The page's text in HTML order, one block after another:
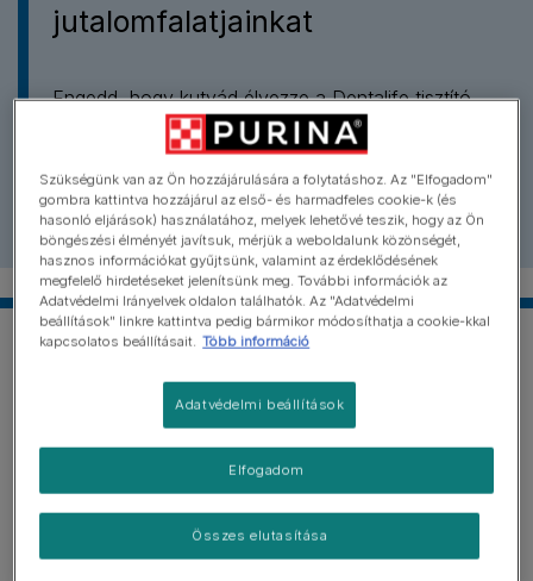
jutalomfalatjainkat
Engedd, hogy kutyád élvezze a Dentalife tisztító
hatású fogápoló jutalomfalatokat, melyet már sok
boldog és elégedett gazdi választott kutyája fogainak
napi ápolására. Próbáld ki te is!
Szükségünk van az Ön hozzájárulására a folytatáshoz. Az "Elfogadom"
gombra kattintva hozzájárul az első- és harmadfeles cookie-k (és
hasonló eljárások) használatához, melyek lehetővé teszik, hogy az Ön
böngészési élményét javítsuk, mérjük a weboldalunk közönségét,
hasznos információkat gyűjtsünk, valamint az érdeklődésének
megfelelő hirdetéseket jelenítsünk meg. További információk az
Adatvédelmi Irányelvek oldalon találhatók. Az "Adatvédelmi
beállítások" linkre kattintva pedig bármikor módosíthatja a cookie-kkal
kapcsolatos beállításait. Több információ
Adatvédelmi beállítások
Összes elutasítása
Elfogadom